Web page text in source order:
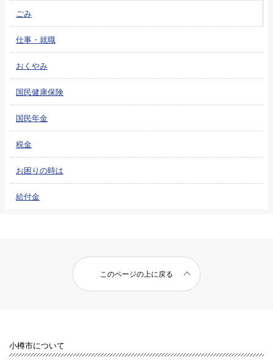
ごみ
仕事・就職
おくやみ
国民健康保険
国民年金
税金
お困りの時は
給付金
このページの上に戻る
小樽市について